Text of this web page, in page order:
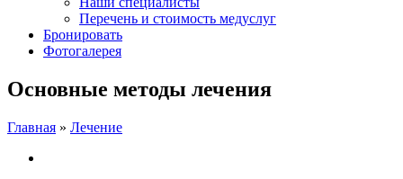
Перечень и стоимость медуслуг
Бронировать
Фотогалерея
Основные методы лечения
Главная » Лечение